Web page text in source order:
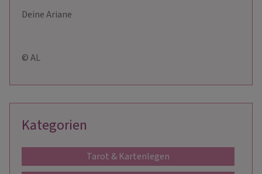
Deine Ariane
© AL
Kategorien
Tarot & Kartenlegen